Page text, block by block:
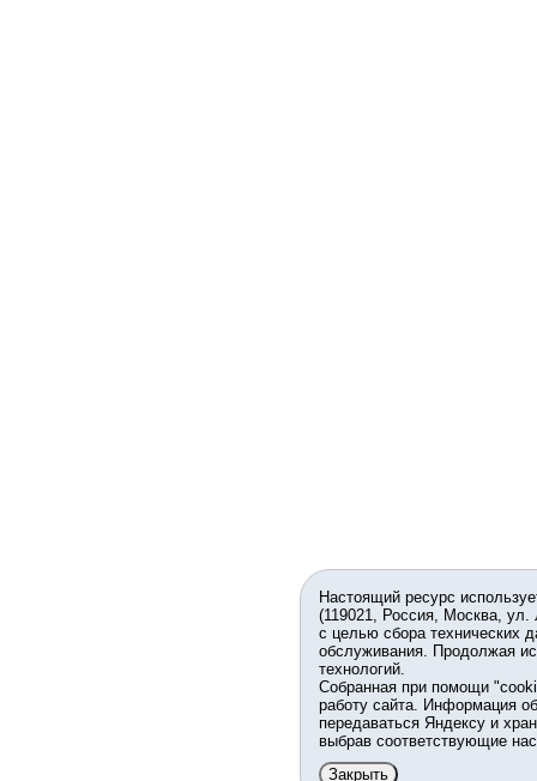
Настоящий ресурс
(119021, Россия, Москва,
с целью сбора технических
обслуживания. Продолжая
технологий.
Собранная при помощи
работу сайта. Информация
передаваться Яндексу и
выбрав соответствующие
Закрыть